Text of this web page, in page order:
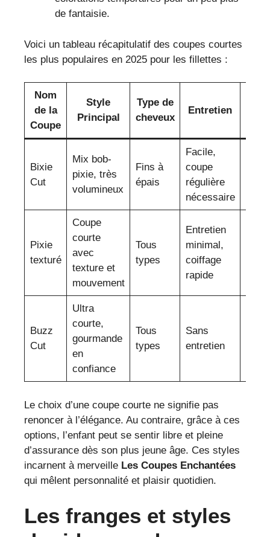
de fantaisie.
Voici un tableau récapitulatif des coupes courtes
les plus populaires en 2025 pour les fillettes :
Nom
de la
Coupe
Style
Principal
Type de
cheveux
Entretien
Bixie
Cut
Mix bob-
pixie, très
volumineux
Fins à
épais
Facile,
coupe
régulière
nécessaire
Pixie
texturé
Coupe
courte
avec
texture et
mouvement
Tous
types
Entretien
minimal,
coiffage
rapide
Buzz
Cut
Ultra
courte,
gourmande
en
confiance
Tous
types
Sans
entretien
Le choix d’une coupe courte ne signifie pas
renoncer à l’élégance. Au contraire, grâce à ces
options, l’enfant peut se sentir libre et pleine
d’assurance dès son plus jeune âge. Ces styles
incarnent à merveille Les Coupes Enchantées
qui mêlent personnalité et plaisir quotidien.
Les franges et styles